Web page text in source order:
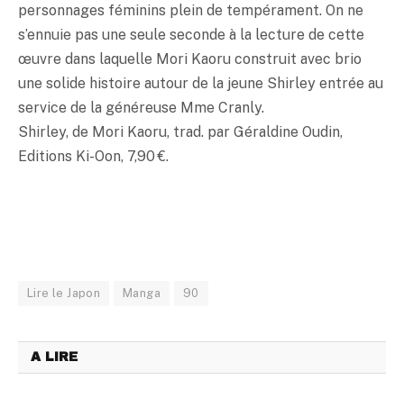
personnages féminins plein de tempérament. On ne
s’ennuie pas une seule seconde à la lecture de cette
œuvre dans laquelle Mori Kaoru construit avec brio
une solide histoire autour de la jeune Shirley entrée au
service de la généreuse Mme Cranly.
Shirley, de Mori Kaoru, trad. par Géraldine Oudin,
Editions Ki-Oon, 7,90 €.
Lire le Japon Manga 90
A LIRE